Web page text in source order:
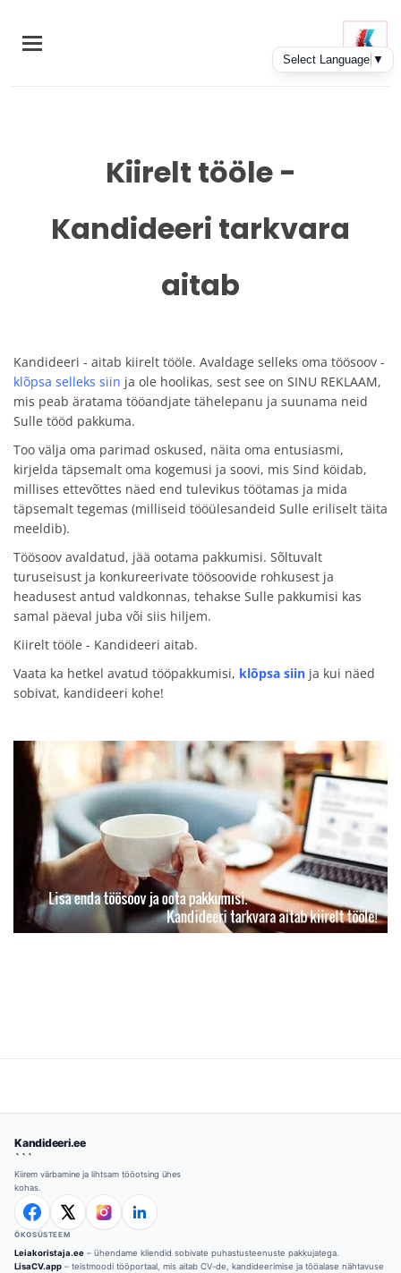
main
Kiirelt tööle -
Kandideeri tarkvara
aitab
Kandideeri - aitab kiirelt tööle. Avaldage selleks oma töösoov -
klõpsa selleks siin ja ole hoolikas, sest see on SINU REKLAAM,
mis peab äratama tööandjate tähelepanu ja suunama neid
Sulle tööd pakkuma.
Too välja oma parimad oskused, näita oma entusiasmi,
kirjelda täpsemalt oma kogemusi ja soovi, mis Sind köidab,
millises ettevõttes näed end tulevikus töötamas ja mida
täpsemalt tegemas (milliseid tööülesandeid Sulle eriliselt täita
meeldib).
Töösoov avaldatud, jää ootama pakkumisi. Sõltuvalt
turuseisust ja konkureerivate töösoovide rohkusest ja
headusest antud valdkonnas, tehakse Sulle pakkumisi kas
samal päeval juba või siis hiljem.
Kiirelt tööle - Kandideeri aitab.
Vaata ka hetkel avatud tööpakkumisi, klõpsa siin ja kui näed
sobivat, kandideeri kohe!
Kandideeri.ee
```
Kiirem värbamine ja lihtsam tööotsing ühes
kohas.
ÖKOSÜSTEEM
Leiakoristaja.ee – ühendame kliendid sobivate puhastusteenuste pakkujatega.
LisaCV.app – teistmoodi tööportaal, mis aitab CV-de, kandideerimise ja tööalase nähtavuse